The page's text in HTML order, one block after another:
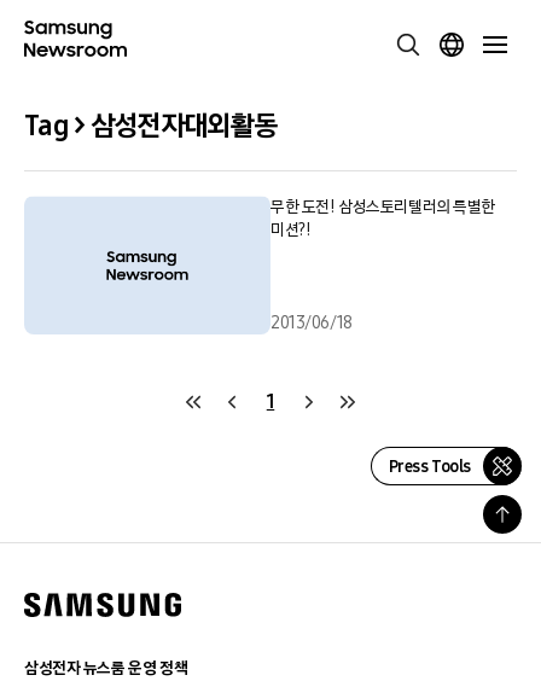
Tag > 삼성전자대외활동
무한 도전! 삼성스토리텔러의 특별한
미션?!
2013/06/18
1
Press Tools
삼성전자 뉴스룸 운영 정책